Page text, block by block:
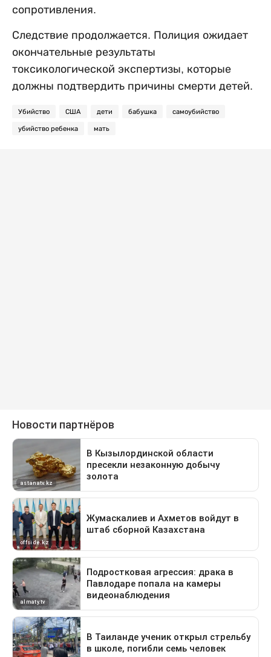
сопротивления.
Следствие продолжается. Полиция ожидает
окончательные результаты
токсикологической экспертизы, которые
должны подтвердить причины смерти детей.
Убийство США дети бабушка самоубийство
убийство ребенка мать